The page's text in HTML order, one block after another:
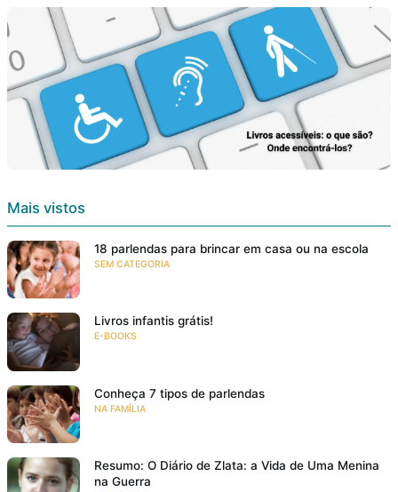
Mais vistos
18 parlendas para brincar em casa ou na escola
SEM CATEGORIA
Livros infantis grátis!
E-BOOKS
Conheça 7 tipos de parlendas
NA FAMÍLIA
Resumo: O Diário de Zlata: a Vida de Uma Menina
na Guerra